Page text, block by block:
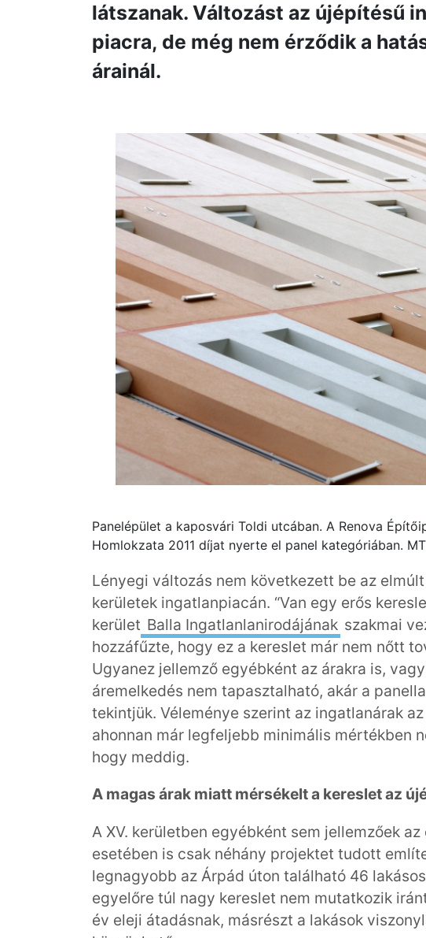
látszanak. Változást az újépítésű
piacra, de még nem érződik a
árainál.
Panelépület a kaposvári Toldi utcában. A Renova
Homlokzata 2011 díjat nyerte el panel kategóriában.
Lényegi változás nem következett be az elmúlt
kerületek ingatlanpiacán. “Van egy erős
kerület Balla Ingatlanlanirodájának szakmai
hozzáfűzte, hogy ez a kereslet már nem nőtt
Ugyanez jellemző egyébként az árakra is,
áremelkedés nem tapasztalható, akár a
tekintjük. Véleménye szerint az ingatlanárak
ahonnan már legfeljebb minimális mértékben
hogy meddig.
A magas árak miatt mérsékelt a kereslet az
A XV. kerületben egyébként sem jellemzőek
esetében is csak néhány projektet tudott
legnagyobb az Árpád úton található 46
egyelőre túl nagy kereslet nem mutatkozik
év eleji átadásnak, másrészt a lakások